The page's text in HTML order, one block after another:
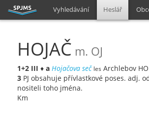
Vyhledávání Heslář
HOJAČ m. OJ
1+2 III ♦ a Hojačova seč les Archlebov HO
3 PJ obsahuje přívlastkové poses. adj.
nositeli toho jména.
Km